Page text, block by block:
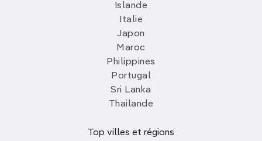
Islande
Italie
Japon
Maroc
Philippines
Portugal
Sri Lanka
Thailande
Top villes et régions